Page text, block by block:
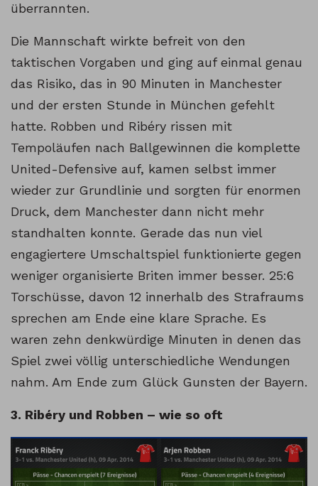
überrannten.
Die Mannschaft wirkte befreit von den
taktischen Vorgaben und ging auf einmal genau
das Risiko, das in 90 Minuten in Manchester
und der ersten Stunde in München gefehlt
hatte. Robben und Ribéry rissen mit
Tempoläufen nach Ballgewinnen die komplette
United-Defensive auf, kamen selbst immer
wieder zur Grundlinie und sorgten für enormen
Druck, dem Manchester dann nicht mehr
standhalten konnte. Gerade das nun viel
engagiertere Umschaltspiel funktionierte gegen
weniger organisierte Briten immer besser. 25:6
Torschüsse, davon 12 innerhalb des Strafraums
sprechen am Ende eine klare Sprache. Es
waren zehn denkwürdige Minuten in denen das
Spiel zwei völlig unterschiedliche Wendungen
nahm. Am Ende zum Glück Gunsten der Bayern.
3. Ribéry und Robben – wie so oft